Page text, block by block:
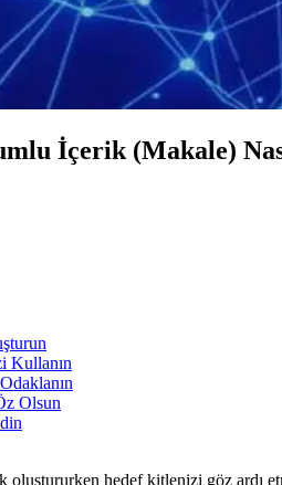
İçerik (Makale)
Kullanın
Olsun
hedef kitlenizi göz ardı